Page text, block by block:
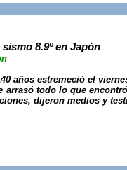
8.9º en Japón
años estremeció el
arrasó todo lo que
dijeron medios y